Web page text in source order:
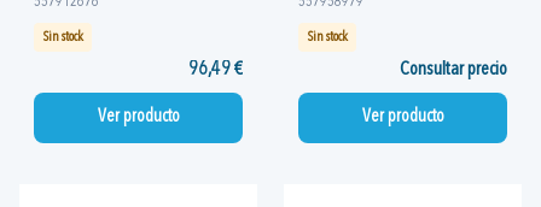
Sin stock
96,49 €
Ver producto
Sin stock
Consultar precio
Ver producto